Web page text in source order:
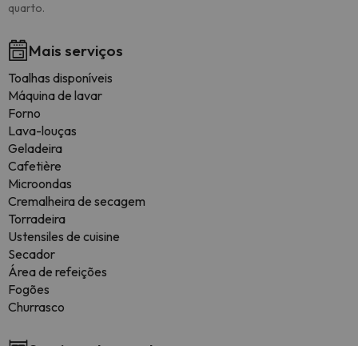
quarto.
Mais serviços
Toalhas disponíveis
Máquina de lavar
Forno
Lava-louças
Geladeira
Cafetière
Microondas
Cremalheira de secagem
Torradeira
Ustensiles de cuisine
Secador
Área de refeições
Fogões
Churrasco